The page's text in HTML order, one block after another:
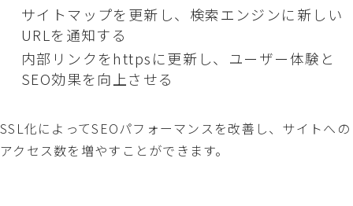
サイトマップを更新し、検索エンジンに新しい
URLを通知する
内部リンクをhttpsに更新し、ユーザー体験と
SEO効果を向上させる
SSL化によってSEOパフォーマンスを改善し、サイトへの
アクセス数を増やすことができます。